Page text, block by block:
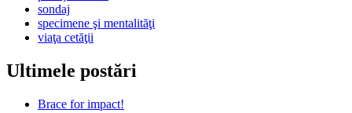
sondaj
specimene şi mentalităţi
viaţa cetăţii
Ultimele postări
Brace for impact!